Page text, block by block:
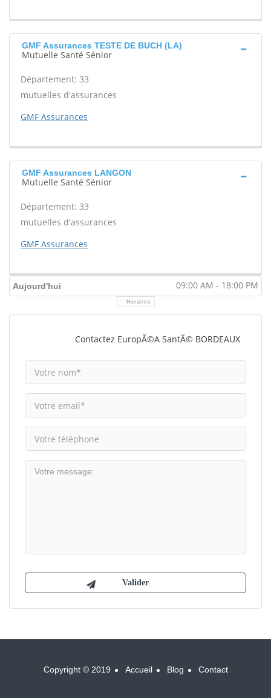
GMF Assurances TESTE DE BUCH (LA)
Mutuelle Santé Sénior
Département: 33
mutuelles d'assurances
GMF Assurances
GMF Assurances LANGON
Mutuelle Santé Sénior
Département: 33
mutuelles d'assurances
GMF Assurances
Aujourd'hui 09:00 AM - 18:00 PM
Horaires
Contactez EuropÃ©a SantÃ© BORDEAUX
Copyright © 2019 Accueil Blog Contact